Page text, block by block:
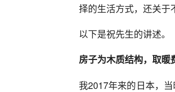
择的生活方式，还关于
以下是祝先生的讲述。
房子为木质结构，取暖
我2017年来的日本，